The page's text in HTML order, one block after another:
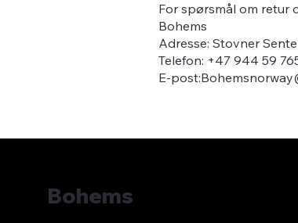
For spørsmål om retur
Bohems
Adresse: Stovner
Telefon: +47 944 59
E-
Bohems